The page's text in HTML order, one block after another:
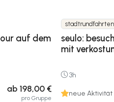
auf dem
ab 198,00 €
pro Gruppe
seulo:
mit
3h
neue Aktivität